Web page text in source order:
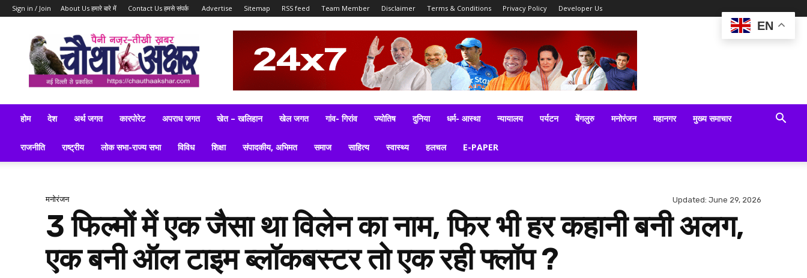
Sign in / Join About Us हमारे बारे में Contact Us हमसे संपर्क Advertise Sitemap RSS feed Team Member Disclaimer Terms & Conditions Privacy Policy Developer Us
ब्रेकिंग
न्यूज़,
लेटेस्ट
न्यूज,
टॉप
न्यूज,
लेटेस्ट
हिन्दी
होम देश अर्थ जगत कारपोरेट अपराध जगत खेत – खलिहान खेल जगत गांव- गिरांव ज्योतिष दुनिया धर्म- आस्था न्यायालय पर्यटन बेंगलुरु मनोरंजन महानगर मुख्य समाचार
राजनीति राष्ट्रीय लोक सभा-राज्य सभा विविध शिक्षा संपादकीय, अभिमत समाज साहित्य स्वास्थ्य हलचल E-PAPER
मनोरंजन Updated: June 29, 2026
3 फिल्मों में एक जैसा था विलेन का नाम, फिर भी हर कहानी बनी अलग,
एक बनी ऑल टाइम ब्लॉकबस्टर तो एक रही फ्लॉप ?
EN